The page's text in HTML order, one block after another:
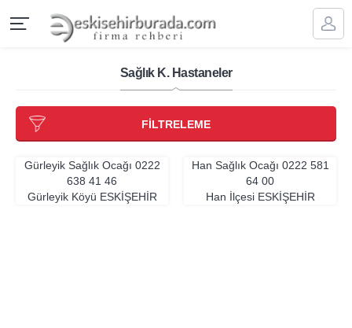
Sağlık K. Hastaneler
FİLTRELEME
Gürleyik Sağlık Ocağı 0222
638 41 46
Gürleyik Köyü ESKIŞEHIR
Han Sağlık Ocağı 0222 581
64 00
Han İlçesi ESKIŞEHIR